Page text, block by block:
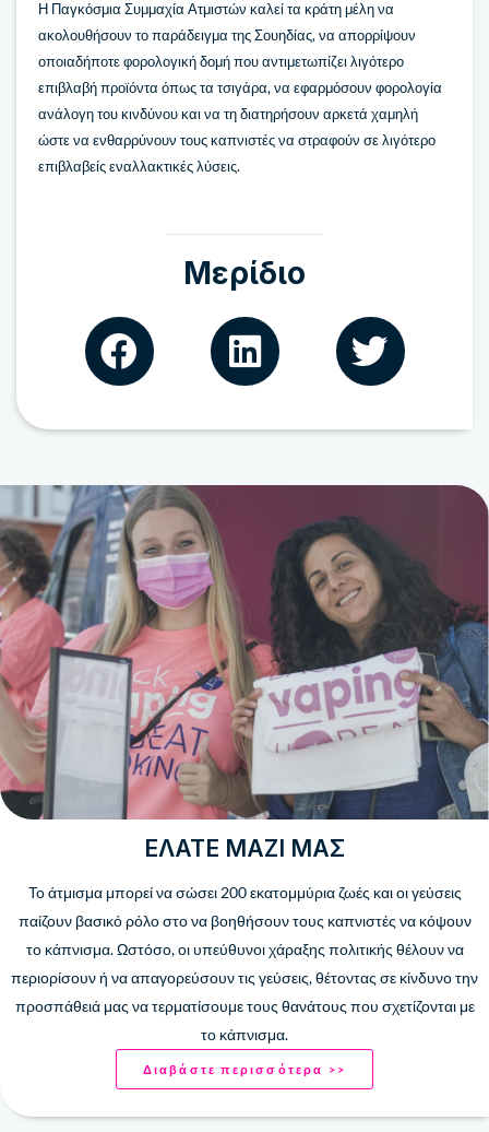
Η Παγκόσμια Συμμαχία Ατμιστών καλεί τα κράτη μέλη να
ακολουθήσουν το παράδειγμα της Σουηδίας, να απορρίψουν
οποιαδήποτε φορολογική δομή που αντιμετωπίζει λιγότερο
επιβλαβή προϊόντα όπως τα τσιγάρα, να εφαρμόσουν φορολογία
ανάλογη του κινδύνου και να τη διατηρήσουν αρκετά χαμηλή
ώστε να ενθαρρύνουν τους καπνιστές να στραφούν σε λιγότερο
επιβλαβείς εναλλακτικές λύσεις.
Μερίδιο
ΕΛΆΤΕ ΜΑΖΊ ΜΑΣ
Το άτμισμα μπορεί να σώσει 200 ​​εκατομμύρια ζωές και οι γεύσεις
παίζουν βασικό ρόλο στο να βοηθήσουν τους καπνιστές να κόψουν
το κάπνισμα. Ωστόσο, οι υπεύθυνοι χάραξης πολιτικής θέλουν να
περιορίσουν ή να απαγορεύσουν τις γεύσεις, θέτοντας σε κίνδυνο την
προσπάθειά μας να τερματίσουμε τους θανάτους που σχετίζονται με
το κάπνισμα.
Διαβάστε περισσότερα >>